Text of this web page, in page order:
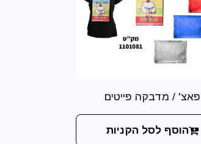
פאצ' / מדבקה פייטים
הוסף לסל הקניות